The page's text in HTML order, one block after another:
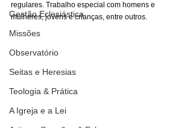
Gestão Eclesiástica
Missões
Observatório
Seitas e Heresias
Teologia & Prática
A Igreja e a Lei
regulares. Trabalho especial com homens e
mulheres, jovens e crianças, entre outros.